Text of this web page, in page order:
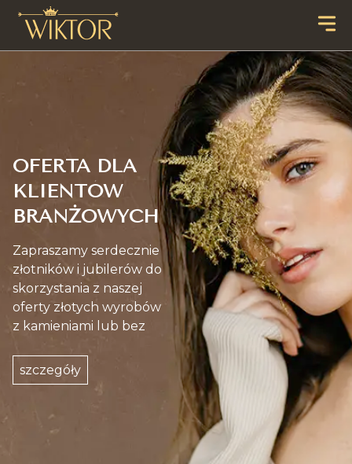
OFERTA DLA
KLIENTÓW
BRANŻOWYCH
Zapraszamy serdecznie
złotników i jubilerów do
skorzystania z naszej
oferty złotych wyrobów
z kamieniami lub bez
szczegóły